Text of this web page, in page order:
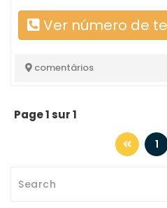
Ver número de
comentários
Page 1 sur 1
1